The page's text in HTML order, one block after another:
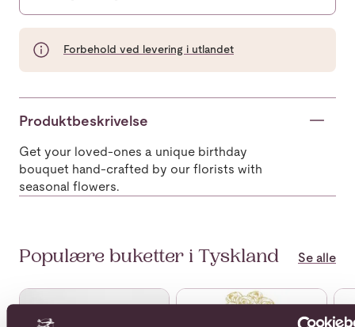
Forbehold ved levering i utlandet
Produktbeskrivelse
Get your loved-ones a unique birthday
bouquet hand-crafted by our florists with
seasonal flowers.
Populære buketter i Tyskland Se alle
Se mer om 1000 Wishes Se mer om 12 roses long Se